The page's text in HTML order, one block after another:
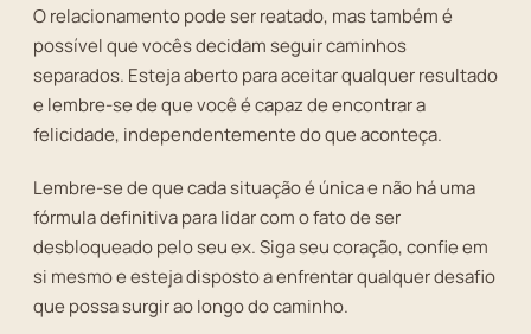
O relacionamento pode ser reatado, mas também é
possível que vocês decidam seguir caminhos
separados. Esteja aberto para aceitar qualquer resultado
e lembre-se de que você é capaz de encontrar a
felicidade, independentemente do que aconteça.
Lembre-se de que cada situação é única e não há uma
fórmula definitiva para lidar com o fato de ser
desbloqueado pelo seu ex. Siga seu coração, confie em
si mesmo e esteja disposto a enfrentar qualquer desafio
que possa surgir ao longo do caminho.